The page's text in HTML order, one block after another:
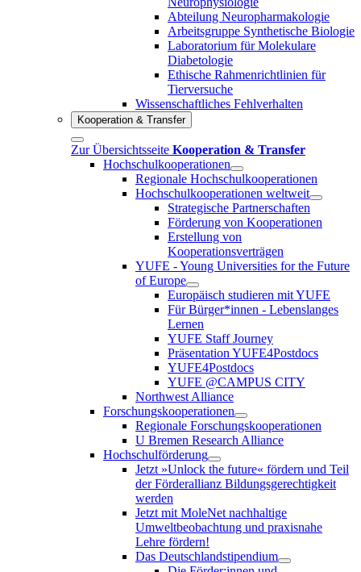
Abteilung Neuropharmakologie
Arbeitsgruppe Synthetische Biologie
Laboratorium für Molekulare
Diabetologie
Ethische Rahmenrichtlinien für
Tierversuche
Wissenschaftliches Fehlverhalten
Kooperation & Transfer
Zur Übersichtsseite Kooperation & Transfer
Hochschulkooperationen
Regionale Hochschulkooperationen
Hochschulkooperationen weltweit
Strategische Partnerschaften
Förderung von Kooperationen
Erstellung von
Kooperationsverträgen
YUFE - Young Universities for the Future
of Europe
Europäisch studieren mit YUFE
Für Bürger*innen - Lebenslanges
Lernen
YUFE Staff Journey
Präsentation YUFE4Postdocs
YUFE4Postdocs
YUFE @CAMPUS CITY
Northwest Alliance
Forschungskooperationen
Regionale Forschungskooperationen
U Bremen Research Alliance
Hochschulförderung
Jetzt »Unlock the future« fördern und Teil
der Förderallianz Bildungsgerechtigkeit
werden
Jetzt mit MoleNet nachhaltige
Umweltbeobachtung und praxisnahe
Lehre fördern!
Das Deutschlandstipendium